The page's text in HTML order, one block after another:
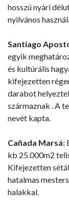
hosszú nyári
nyilvános
Santiago
egyik
és kultúrális
kifejezetten
darabot
származnak . A
nevét kapta.
Cañada Marsá:
kb 25.000m2
Kifejezetten
hatalmas
halakkal.